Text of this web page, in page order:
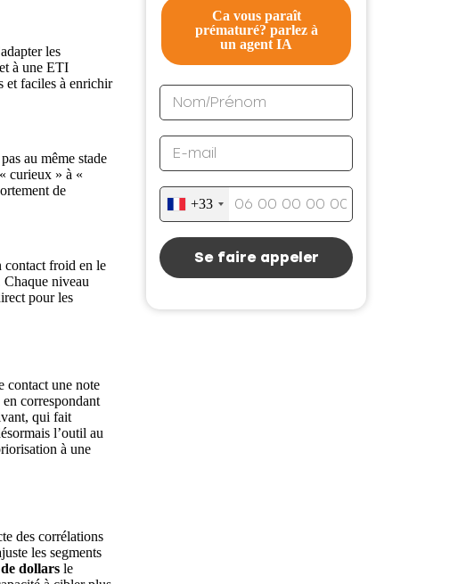
les
à une ETI
et faciles à enrichir
au même stade
curieux » à «
de
contact froid en le
niveau
pour les
contact une note
correspondant
qui fait
l’outil au
à une
des corrélations
les segments
dollars le
Ca vous paraît
prématuré? parlez à
un agent IA
+33
Se faire appeler